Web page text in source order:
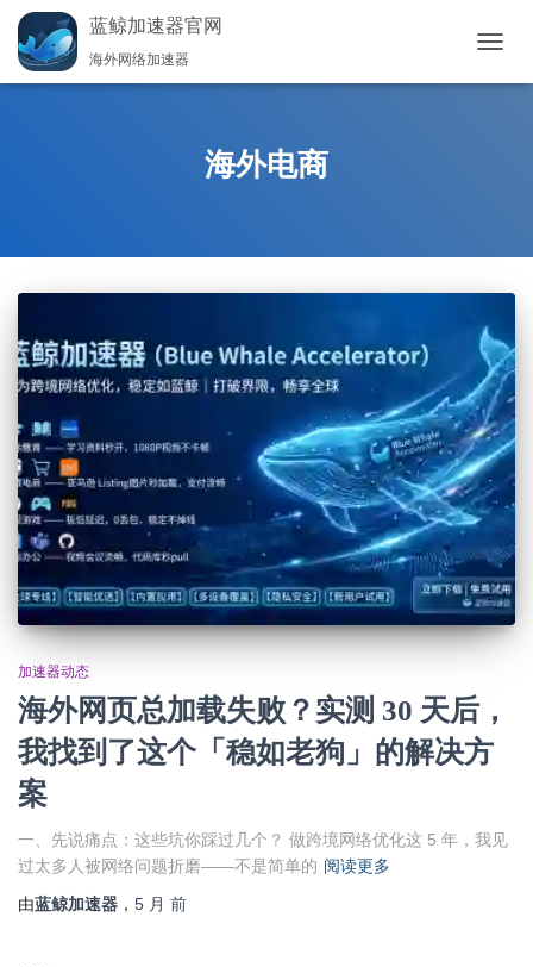
蓝鲸加速器官网
海外网络加速器
换
海外电商
加速器动态
海外网页总加载失败？实测 30 天后，
我找到了这个「稳如老狗」的解决方
案
一、先说痛点：这些坑你踩过几个？ 做跨境网络优化这 5 年，我见
过太多人被网络问题折磨——不是简单的 阅读更多
由蓝鲸加速器 ， 5 月 前